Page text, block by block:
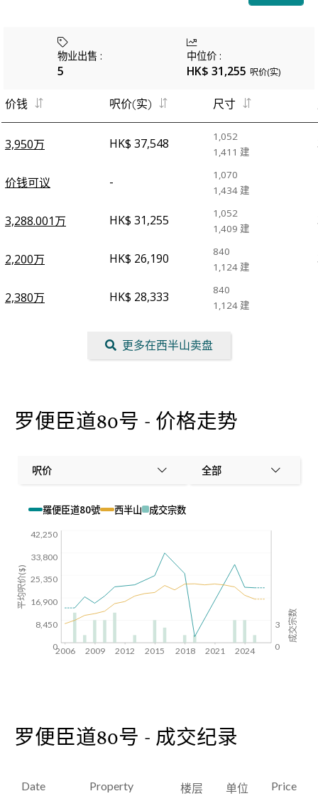
物业出售 :
5
中位价:
HK$ 31,255 呎价(实)
价钱 呎价(实) 尺寸
3,950万 HK$ 37,548
1,052
1,411 建
价钱可议 -
1,070
1,434 建
3,288.001万 HK$ 31,255
1,052
1,409 建
2,200万 HK$ 26,190
840
1,124 建
2,380万 HK$ 28,333
840
1,124 建
更多在西半山卖盘
罗便臣道80号 - 价格走势
呎价 全部
羅便臣道80號 西半山 成交宗数
3
0
2006 2009 2012 2015 2018 2021 2024
成交宗数
42,250
33,800
25,350
16,900
8,450
0
平均呎价($)
罗便臣道80号 - 成交纪录
Date Property 楼层 单位 Price